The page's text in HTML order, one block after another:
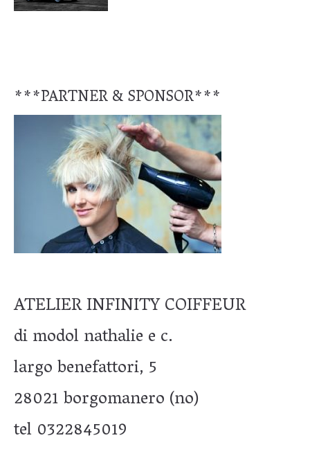
***PARTNER & SPONSOR***
ATELIER INFINITY COIFFEUR
di modol nathalie e c.
largo benefattori, 5
28021 borgomanero (no)
tel 0322845019